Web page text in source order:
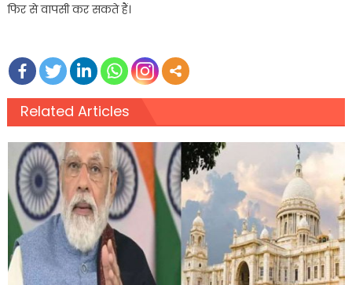
फिर से वापसी कर सकते हैं।
Related Articles